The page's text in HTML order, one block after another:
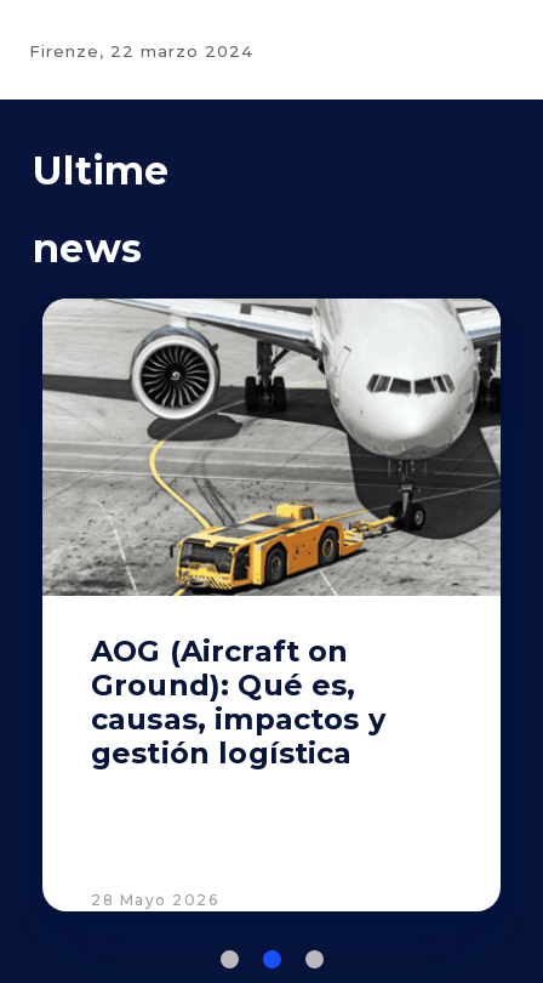
Firenze, 22 marzo 2024
Ultime
news
AOG (Aircraft on
Ground): Qué es,
causas, impactos y
gestión logística
28 Mayo 2026